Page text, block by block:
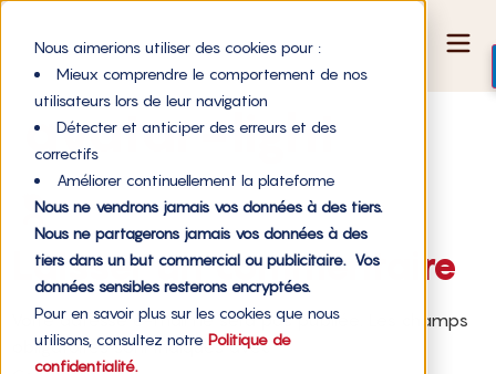
Nous aimerions utiliser des cookies pour :
Mieux comprendre le comportement de nos
utilisateurs lors de leur navigation
Détecter et anticiper des erreurs et des
correctifs
Améliorer continuellement la plateforme
Nous ne vendrons jamais vos données à des tiers.
Nous ne partagerons jamais vos données à des
tiers dans un but commercial ou publicitaire. Vos
données sensibles resterons encryptées.
Pour en savoir plus sur les cookies que nous
utilisons, consultez notre Politique de
confidentialité.
avatar-light
Laisser un commentaire
Votre adresse e-mail ne sera pas publiée.
Les champs
obligatoires sont indiqués avec*